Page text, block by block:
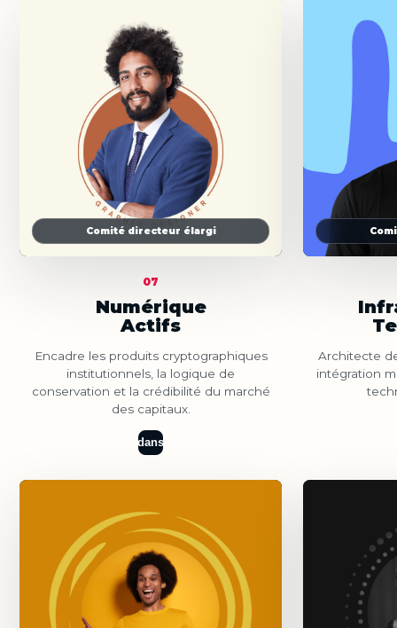
Comité directeur élargi
07
Numérique
Actifs
Encadre les produits cryptographiques
institutionnels, la logique de
conservation et la crédibilité du marché
des capitaux.
dans
Architecte
intégration